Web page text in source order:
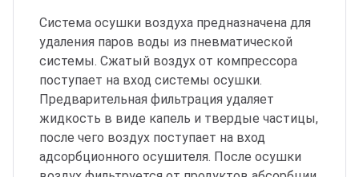
Система осушки воздуха предназначена для
удаления паров воды из пневматической
системы. Сжатый воздух от компрессора
поступает на вход системы осушки.
Предварительная фильтрация удаляет
жидкость в виде капель и твердые частицы,
после чего воздух поступает на вход
адсорбционного осушителя. После осушки